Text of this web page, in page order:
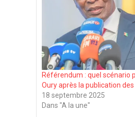
Référendum : quel scénario
Oury après la publication
18 septembre 2025
Dans "A la une"